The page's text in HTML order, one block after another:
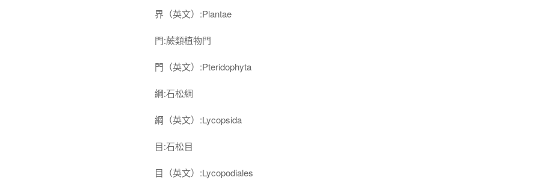
界（英文）:Plantae
門:蕨類植物門
門（英文）:Pteridophyta
綱:石松綱
綱（英文）:Lycopsida
目:石松目
目（英文）:Lycopodiales